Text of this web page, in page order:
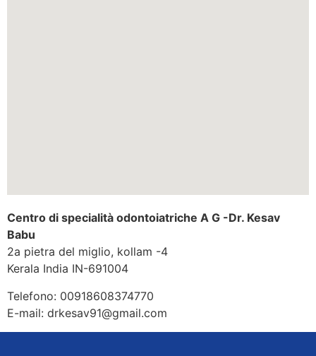
Centro di specialità odontoiatriche A G -Dr. Kesav
Babu
2a pietra del miglio, kollam -4
Kerala India IN-691004
Telefono: 00918608374770
E-mail: drkesav91@gmail.com